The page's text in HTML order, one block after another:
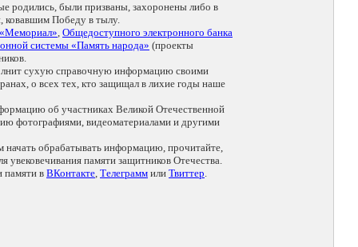
родились, были призваны, захоронены либо в
ковавшим Победу в тылу.
, Общедоступного электронного банка
системы «Память народа» (проекты
сухую справочную информацию своими
о всех тех, кто защищал в лихие годы наше
об участниках Великой Отечественной
фотографиями, видеоматериалами и другими
начать обрабатывать информацию, прочитайте,
памяти защитников Отечества.
памяти в ВКонтакте, Телеграмм или Твиттер.